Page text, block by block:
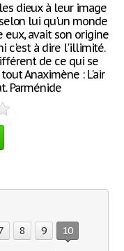
dieux à leur image
lui qu'un monde
eux, avait son origine
c'est à dire l'illimité.
de ce qui se
Anaximène : L'air
Parménide
8 9 10